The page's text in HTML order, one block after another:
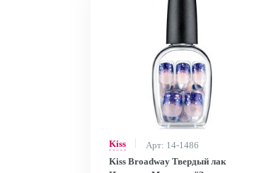
Kiss
Арт: 14-1486
Kiss Broadway Твердый лак